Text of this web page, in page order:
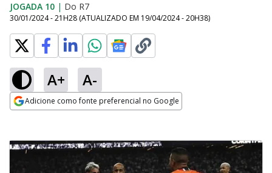
JOGADA 10 | Do R7
30/01/2024 - 21H28 (ATUALIZADO EM 19/04/2024 - 20H38)
A+ A-
Adicione como fonte preferencial no Google